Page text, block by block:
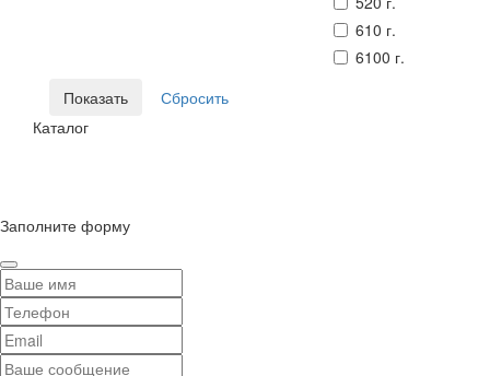
610 г.
6100 г.
Каталог
Заполните форму